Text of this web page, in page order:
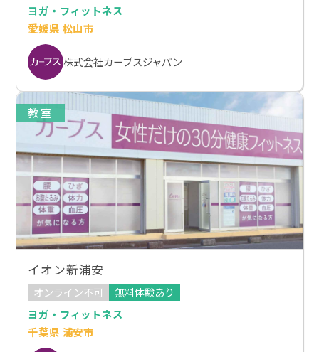
ヨガ・フィットネス
愛媛県 松山市
株式会社カーブスジャパン
教室
イオン新浦安
オンライン不可
無料体験あり
ヨガ・フィットネス
千葉県 浦安市